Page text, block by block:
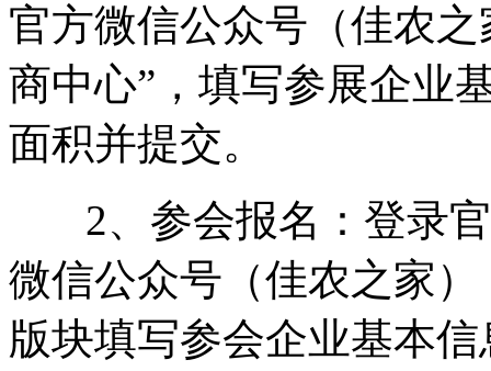
官方微信公众号（佳农
商中心”，填写参展企业
面积并提交。
2、参会报名：登录官
微信公众号（佳农之家
版块填写参会企业基本